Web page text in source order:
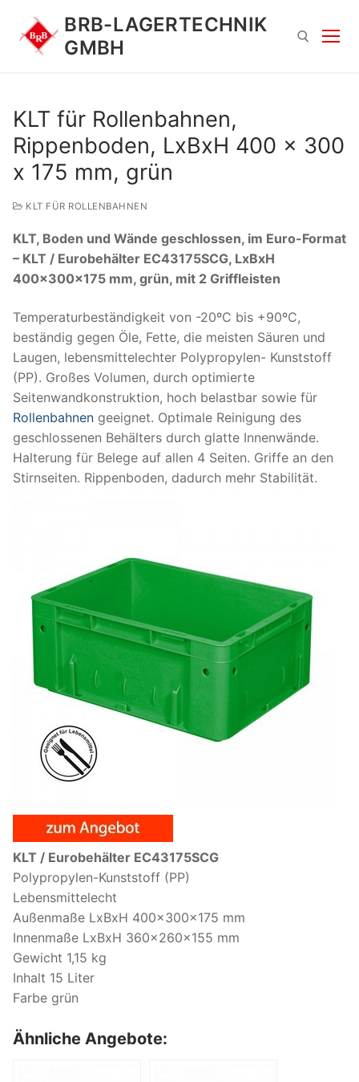
Inhalt
springen
BRB-LAGERTECHNIK
GMBH
Suchen
nach:
KLT für Rollenbahnen,
Rippenboden, LxBxH 400 x 300
x 175 mm, grün
KLT FÜR ROLLENBAHNEN
KLT, Boden und Wände geschlossen, im Euro-Format
– KLT / Eurobehälter EC43175SCG, LxBxH
400x300x175 mm, grün, mit 2 Griffleisten
Temperaturbeständigkeit von -20ºC bis +90ºC,
beständig gegen Öle, Fette, die meisten Säuren und
Laugen, lebensmittelechter Polypropylen- Kunststoff
(PP). Großes Volumen, durch optimierte
Seitenwandkonstruktion, hoch belastbar sowie für
Rollenbahnen geeignet. Optimale Reinigung des
geschlossenen Behälters durch glatte Innenwände.
Halterung für Belege auf allen 4 Seiten. Griffe an den
Stirnseiten. Rippenboden, dadurch mehr Stabilität.
KLT / Eurobehälter EC43175SCG
Polypropylen-Kunststoff (PP)
Lebensmittelecht
Außenmaße LxBxH 400x300x175 mm
Innenmaße LxBxH 360x260x155 mm
Gewicht 1,15 kg
Inhalt 15 Liter
Farbe grün
Ähnliche Angebote: